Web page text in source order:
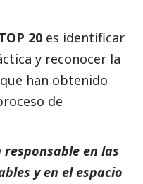
20 es identificar
y reconocer la
han obtenido
de
en las
y en el espacio